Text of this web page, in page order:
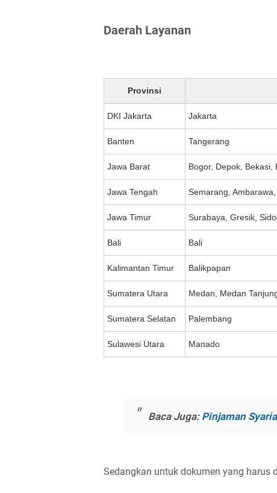
Daerah Layanan
Provinsi
DKI Jakarta Jakarta
Banten Tangerang
Jawa Barat Bogor, Depok, Bekasi,
Jawa Tengah Semarang,
Jawa Timur Surabaya, Gresik,
Bali Bali
Kalimantan Timur Balikpapan
Sumatera Utara Medan, Medan
Sumatera Selatan Palembang
Sulawesi Utara Manado
Baca Juga: Pinjaman
Sedangkan untuk dokumen yang harus